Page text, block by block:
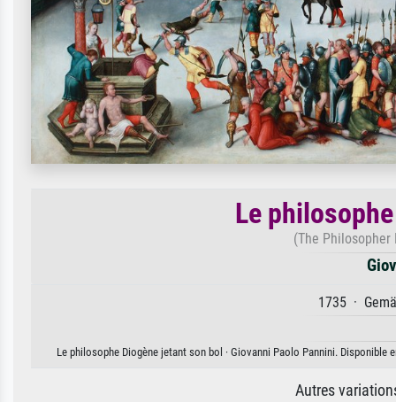
Le
(The Philosopher
1735 ·
Le philosophe Diogène jetant son bol · Giovanni Paolo Pannini.
Autres